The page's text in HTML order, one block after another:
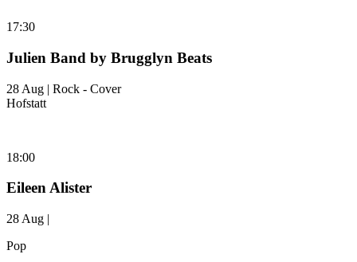
17:30
Julien Band by Brugglyn Beats
28 Aug | Rock - Cover
Hofstatt
18:00
Eileen Alister
28 Aug |
Pop